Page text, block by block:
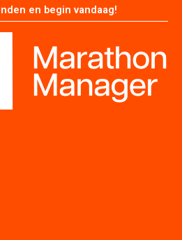
en begin vandaag!